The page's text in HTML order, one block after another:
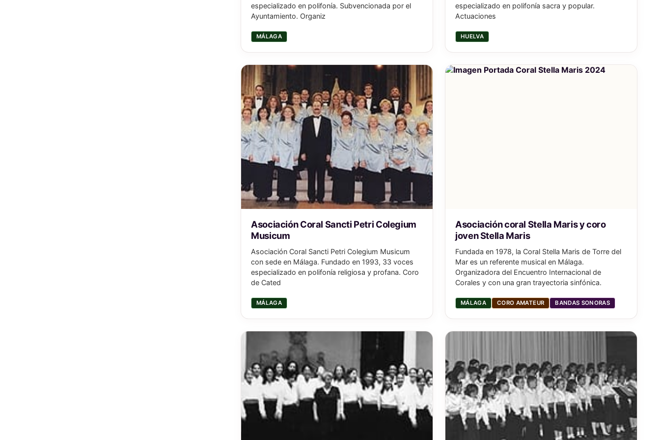
especializado en polifonía. Subvencionada por el
Ayuntamiento. Organiz
MÁLAGA
especializado en polifonía sacra y popular.
Actuaciones
HUELVA
Asociación Coral Sancti Petri Colegium
Musicum
Asociación Coral Sancti Petri Colegium Musicum
con sede en Málaga. Fundado en 1993, 33 voces
especializado en polifonía religiosa y profana. Coro
de Cated
MÁLAGA
Asociación coral Stella Maris y coro
joven Stella Maris
Fundada en 1978, la Coral Stella Maris de Torre del
Mar es un referente musical en Málaga.
Organizadora del Encuentro Internacional de
Corales y con una gran trayectoria sinfónica.
MÁLAGA CORO AMATEUR BANDAS SONORAS